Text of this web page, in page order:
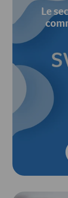
Le